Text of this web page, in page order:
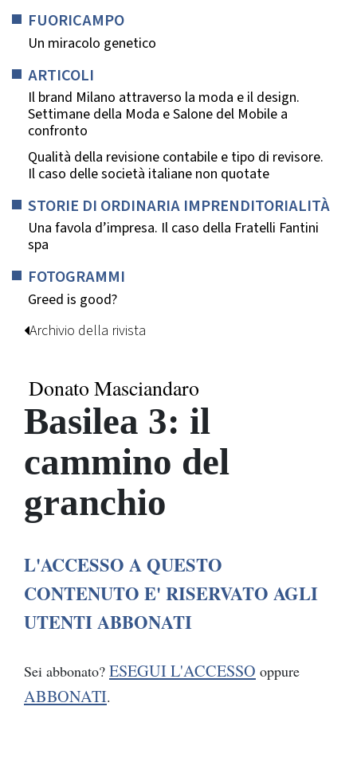
FUORICAMPO
Un miracolo genetico
ARTICOLI
Il brand Milano attraverso la moda e il design.
Settimane della Moda e Salone del Mobile a
confronto
Qualità della revisione contabile e tipo di revisore.
Il caso delle società italiane non quotate
STORIE DI ORDINARIA IMPRENDITORIALITÀ
Una favola d’impresa. Il caso della Fratelli Fantini
spa
FOTOGRAMMI
Greed is good?
Archivio della rivista
Donato Masciandaro
Basilea 3: il
cammino del
granchio
L'ACCESSO A QUESTO
CONTENUTO E' RISERVATO AGLI
UTENTI ABBONATI
Sei abbonato? ESEGUI L'ACCESSO oppure
ABBONATI.